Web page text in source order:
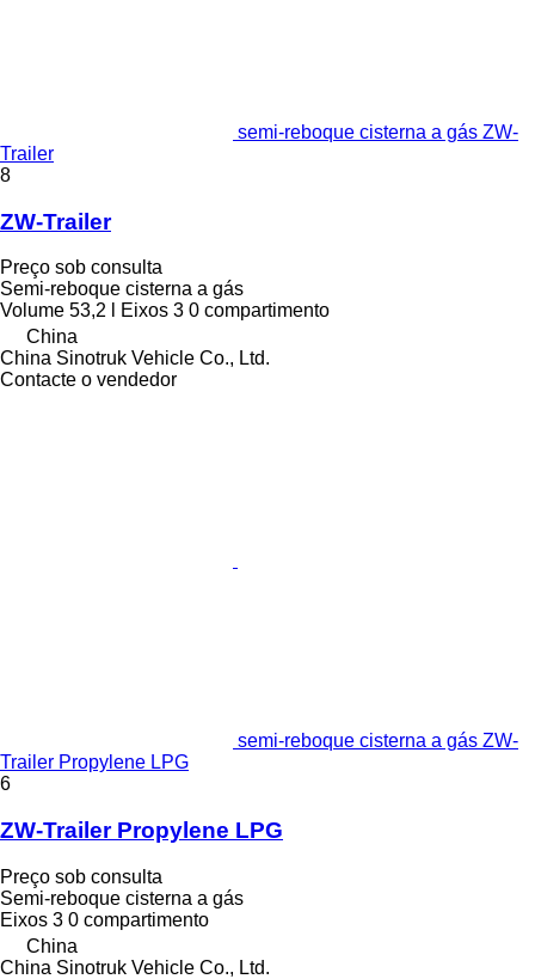
semi-reboque cisterna a gás ZW-
Trailer
8
ZW-Trailer
Preço sob consulta
Semi-reboque cisterna a gás
Volume 53,2 l Eixos 3 0 compartimento
China
China Sinotruk Vehicle Co., Ltd.
Contacte o vendedor
semi-reboque cisterna a gás ZW-
Trailer Propylene LPG
6
ZW-Trailer Propylene LPG
Preço sob consulta
Semi-reboque cisterna a gás
Eixos 3 0 compartimento
China
China Sinotruk Vehicle Co., Ltd.